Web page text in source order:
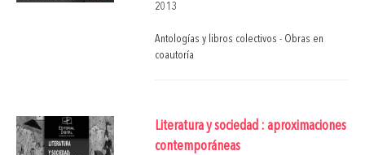
2013
Antologías y libros colectivos - Obras en
coautoría
Literatura y sociedad : aproximaciones
contemporáneas